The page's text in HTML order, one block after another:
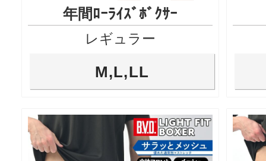
年間ﾛｰﾗｲｽﾞﾎﾞｸｻｰ
レギュラー
M,L,LL